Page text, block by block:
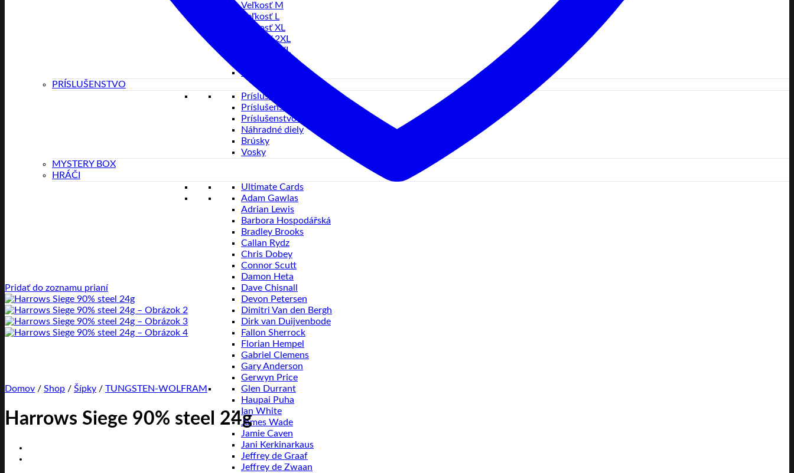
Veľkosť M
Veľkosť L
Veľkosť XL
Veľkosť 2XL
Veľkosť 3XL
PRÍSLUŠENSTVO
Príslušenstvo letiek
Príslušenstvo násadiek
Príslušenstvo terčov
Náhradné diely
Brúsky
Vosky
MYSTERY BOX
HRÁČI
Ultimate Cards
Adam Gawlas
Adrian Lewis
Barbora Hospodářská
Bradley Brooks
Callan Rydz
Chris Dobey
Connor Scutt
Damon Heta
Dave Chisnall
Devon Petersen
Dimitri Van den Bergh
Dirk van Duijvenbode
Fallon Sherrock
Florian Hempel
Gabriel Clemens
Gary Anderson
Gerwyn Price
Glen Durrant
Haupai Puha
Ian White
James Wade
Jamie Caven
Jani Kerkinarkaus
Jeffrey de Graaf
Jeffrey de Zwaan
Pridať do zoznamu prianí
Domov / Shop / Šípky / TUNGSTEN-WOLFRAM
Harrows Siege 90% steel 24g